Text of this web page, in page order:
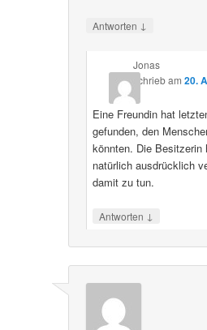
Antworten ↓
Jonas
schriebam 20.
Eine Freundin hat
gefunden, den
könnten. Die Besitzerin
natürlich ausdrücklich
damit zu tun.
Antworten ↓